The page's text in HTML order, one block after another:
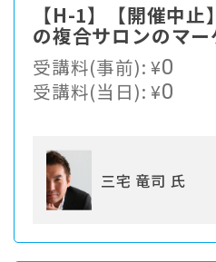
【H-1】【開催中
の複合サロンのマ
は？
受講料(事前):¥0
受講料(当日):¥0
三宅 竜司 氏